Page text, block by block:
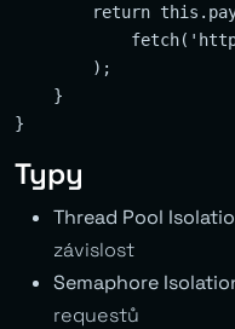
return
        );
    }
Typy
Thread Pool
závislost
Semaphore
requestů